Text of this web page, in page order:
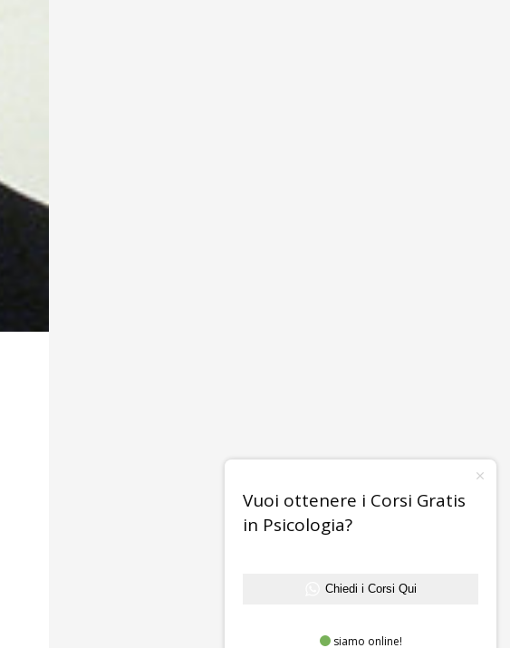
Vuoi ottenere i Corsi Gratis
in Psicologia?
Chiedi i Corsi Qui
siamo online!